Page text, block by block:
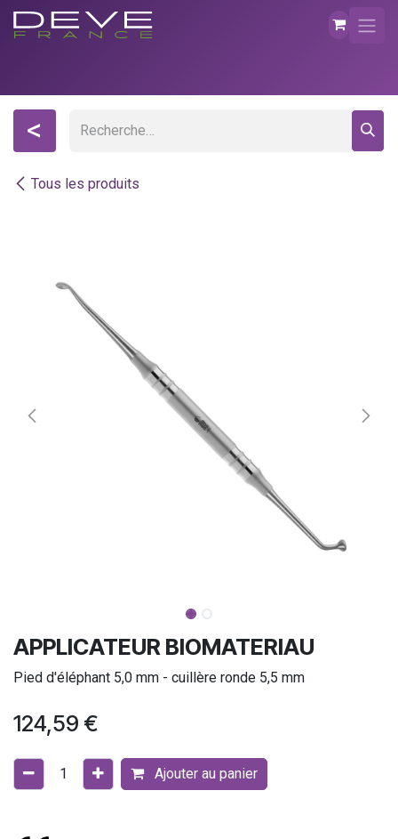
Se rendre au contenu
Tous les produits
<
APPLICATEUR BIOMATERIAU
Pied d'éléphant 5,0 mm - cuillère ronde 5,5 mm
124,59 €
Ajouter au panier